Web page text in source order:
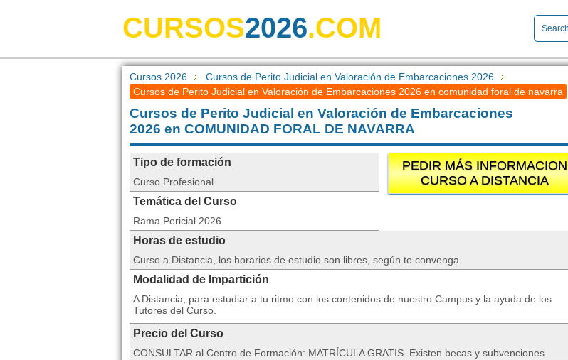
CURSOS2026.COM
Cursos 2026
Cursos de Perito Judicial en Valoración de Embarcaciones 2026
Cursos de Perito Judicial en Valoración de Embarcaciones 2026 en comunidad foral de navarra
Cursos de Perito Judicial en Valoración de Embarcaciones
2026 en COMUNIDAD FORAL DE NAVARRA
PEDIR MÁS INFORMACION
CURSO A DISTANCIA
Tipo de formación
Curso Profesional
Temática del Curso
Rama Pericial 2026
Horas de estudio
Curso a Distancia, los horarios de estudio son libres, según te convenga
Modalidad de Impartición
A Distancia, para estudiar a tu ritmo con los contenidos de nuestro Campus y la ayuda de los
Tutores del Curso.
Precio del Curso
CONSULTAR al Centro de Formación: MATRÍCULA GRATIS. Existen becas y subvenciones